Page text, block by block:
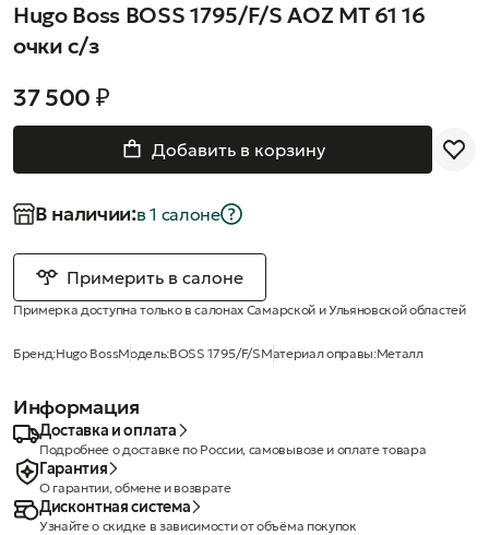
Hugo Boss BOSS 1795/F/S AOZ MT 61 16
очки с/з
37 500 ₽
Добавить в корзину
В наличии:в 1 салонe
Примерить в салоне
Примерка доступна только в салонах Самарской и Ульяновской областей
Бренд:Hugo BossМодель:BOSS 1795/F/SМатериал оправы:Металл
Информация
Доставка и оплата
Подробнее о доставке по России, самовывозе и оплате товара
Гарантия
О гарантии, обмене и возврате
Дисконтная система
Узнайте о скидке в зависимости от объёма покупок